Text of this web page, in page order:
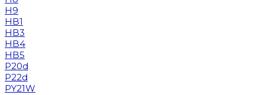
H9
HB1
HB3
HB4
HB5
P20d
P22d
PY21W